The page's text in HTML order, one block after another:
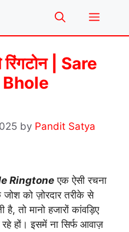
Menu
रिंगटोन | Sare
by Pandit Satya
Ringtone एक ऐसी रचना
को ज़ोरदार तरीके से
तो मानो हजारों कांवड़िए
हों। इसमें ना सिर्फ आवाज़